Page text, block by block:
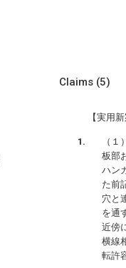
Claims (5)
【実用
（
板部
ハン
た前
穴と
を通
近傍
横線
転許